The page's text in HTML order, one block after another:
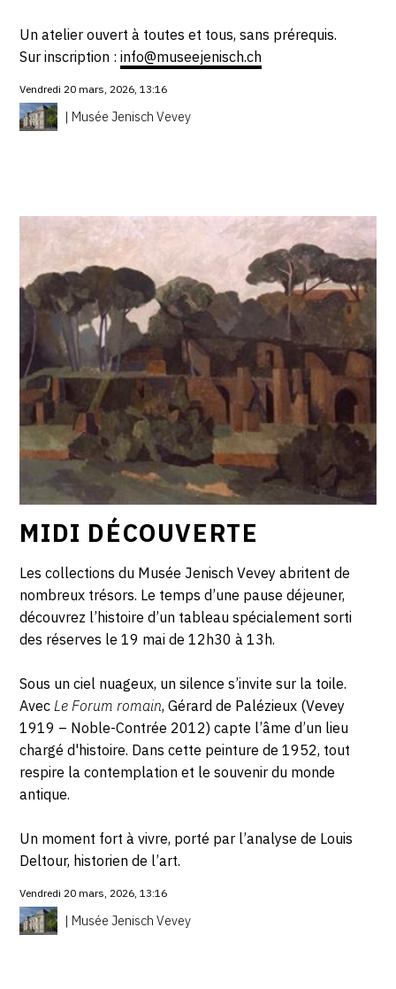
Un atelier ouvert à toutes et tous, sans prérequis.
Sur inscription :info@museejenisch.ch
Vendredi 20 mars, 2026, 13:16
| Musée Jenisch Vevey
MIDI DÉCOUVERTE
Les collections du Musée Jenisch Vevey abritent de
nombreux trésors. Le temps d’une pause déjeuner,
découvrez l’histoire d’un tableau spécialement sorti
des réserves le 19 mai de 12h30 à 13h.
Sous un ciel nuageux, un silence s’invite sur la toile.
AvecLe Forum romain, Gérard de Palézieux (Vevey
1919 – Noble-Contrée 2012) capte l’âme d’un lieu
chargé d'histoire. Dans cette peinture de 1952, tout
respire la contemplation et le souvenir du monde
antique.
Un moment fort à vivre, porté par l’analyse de Louis
Deltour, historien de l’art.
Vendredi 20 mars, 2026, 13:16
| Musée Jenisch Vevey